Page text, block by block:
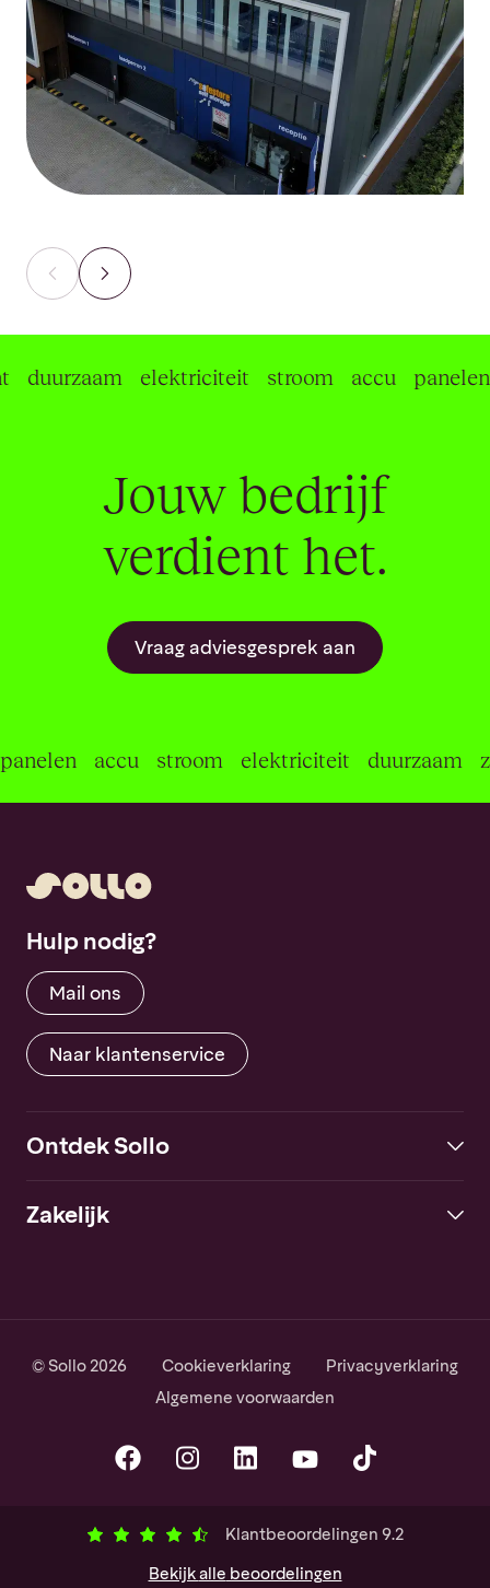
duurzaam elektriciteit stroom accu panelen
Jouw bedrijf
verdient het.
Vraag adviesgesprek aan
duurzaam
elektriciteit
stroom
accu
panelen
Hulp nodig?
Mail ons
Naar klantenservice
Ontdek Sollo
Zakelijk
© Sollo 2026 Cookieverklaring
Privacyverklaring
Algemene voorwaarden
Klantbeoordelingen 9.2
Bekijkalle beoordelingen